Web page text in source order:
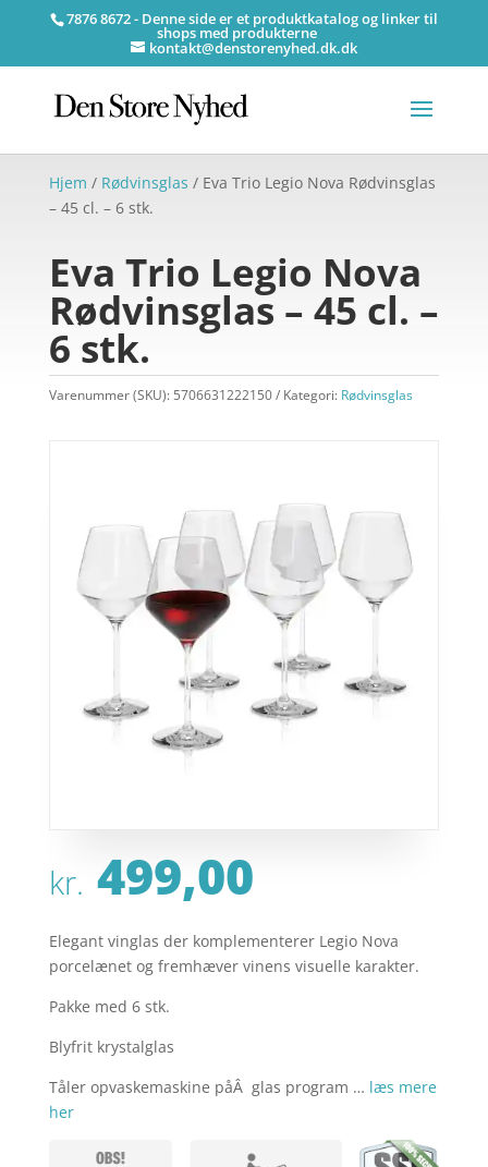
7876 8672 - Denne side er et produktkatalog og linker til
shops med produkterne
kontakt@denstorenyhed.dk.dk
Hjem / Rødvinsglas / Eva Trio Legio Nova Rødvinsglas
– 45 cl. – 6 stk.
Eva Trio Legio Nova
Rødvinsglas – 45 cl. –
6 stk.
Varenummer (SKU): 5706631222150 Kategori: Rødvinsglas
kr. 499,00
Elegant vinglas der komplementerer Legio Nova
porcelænet og fremhæver vinens visuelle karakter.
Pakke med 6 stk.
Blyfrit krystalglas
Tåler opvaskemaskine påÂ glas program … læs mere
her